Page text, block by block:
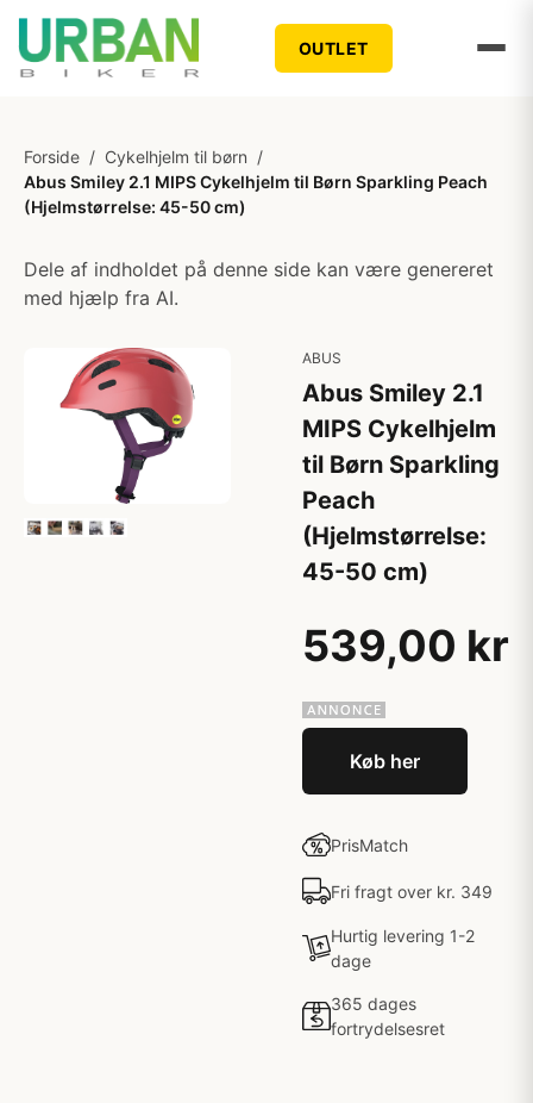
OUTLET
Forside / Cykelhjelm til børn /
Abus Smiley 2.1 MIPS Cykelhjelm til Børn Sparkling Peach
(Hjelmstørrelse: 45-50 cm)
Dele af indholdet på denne side kan være genereret
med hjælp fra AI.
ABUS
Abus Smiley 2.1
MIPS Cykelhjelm
til Børn Sparkling
Peach
(Hjelmstørrelse:
45-50 cm)
539,00 kr
Køb her
PrisMatch
Fri fragt over kr. 349
Hurtig levering 1-2
dage
365 dages
fortrydelsesret